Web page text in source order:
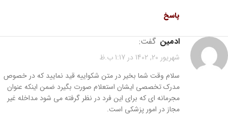
پاسخ
ادمین گفت:
شهریور 20, 1402 در 1:17 ب.ظ
سلام وقت شما بخیر در متن شکواییه قید نمایید که در خصوص
مدرک تخصصی ایشان استعلام صورت بگیرد ضمن اینکه عنوان
مجرمانه ای که برای این فرد در نظر گرفته می شود مداخله غیر
مجاز در امور پزشکی است.